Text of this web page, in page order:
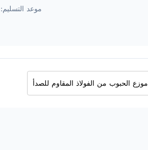
موعد التسليم:
موزع الحبوب من الفولاذ المقاوم للصدأ